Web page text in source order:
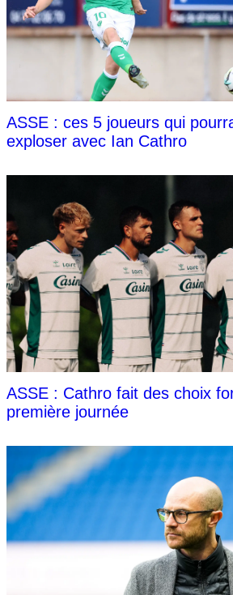
ASSE : ces 5 joueurs qui
exploser avec Ian Cathro
ASSE : Cathro fait des choix
première journée